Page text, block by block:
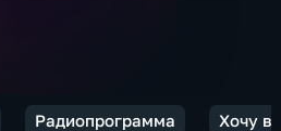
Радиопрограмма Хочу